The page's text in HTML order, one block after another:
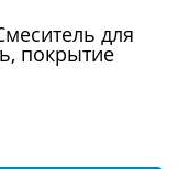
для
покрытие